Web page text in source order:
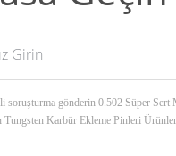
Girin